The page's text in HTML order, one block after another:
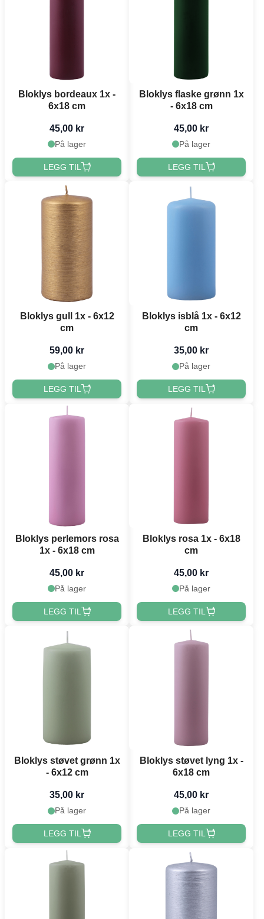
Bloklys bordeaux 1x -
6x18 cm
45,00 kr
På lager
LEGG TIL
Bloklys flaske grønn 1x
- 6x18 cm
45,00 kr
På lager
LEGG TIL
Bloklys gull 1x - 6x12
cm
59,00 kr
På lager
LEGG TIL
Bloklys isblå 1x - 6x12
cm
35,00 kr
På lager
LEGG TIL
Bloklys perlemors rosa
1x - 6x18 cm
45,00 kr
På lager
LEGG TIL
Bloklys rosa 1x - 6x18
cm
45,00 kr
På lager
LEGG TIL
Bloklys støvet grønn 1x
- 6x12 cm
35,00 kr
På lager
LEGG TIL
Bloklys støvet lyng 1x -
6x18 cm
45,00 kr
På lager
LEGG TIL